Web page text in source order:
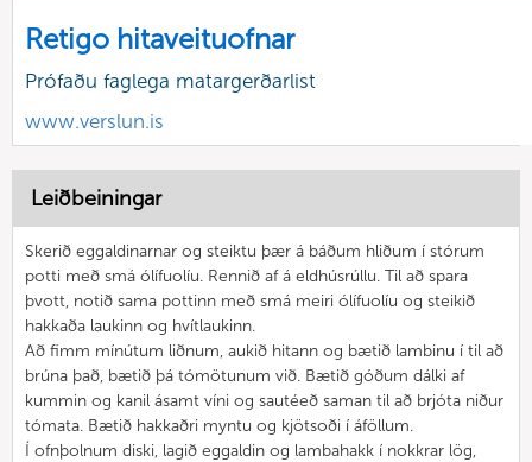
Retigo hitaveituofnar
Prófaðu faglega matargerðarlist
www.verslun.is
Leiðbeiningar
Skerið eggaldinarnar og steiktu þær á báðum hliðum í stórum
potti með smá ólífuolíu. Rennið af á eldhúsrúllu. Til að spara
þvott, notið sama pottinn með smá meiri ólífuolíu og steikið
hakkaða laukinn og hvítlaukinn.
Að fimm mínútum liðnum, aukið hitann og bætið lambinu í til að
brúna það, bætið þá tómötunum við. Bætið góðum dálki af
kummin og kanil ásamt víni og sautéeð saman til að brjóta niður
tómata. Bætið hakkaðri myntu og kjötsoði í áföllum.
Í ofnþolnum diski, lagið eggaldin og lambahakk í nokkrar lög,